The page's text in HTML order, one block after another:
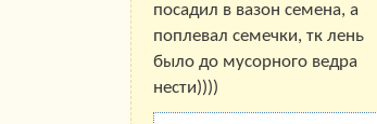
посадил в вазон семена, а
поплевал семечки, тк лень
было до мусорного ведра
нести))))